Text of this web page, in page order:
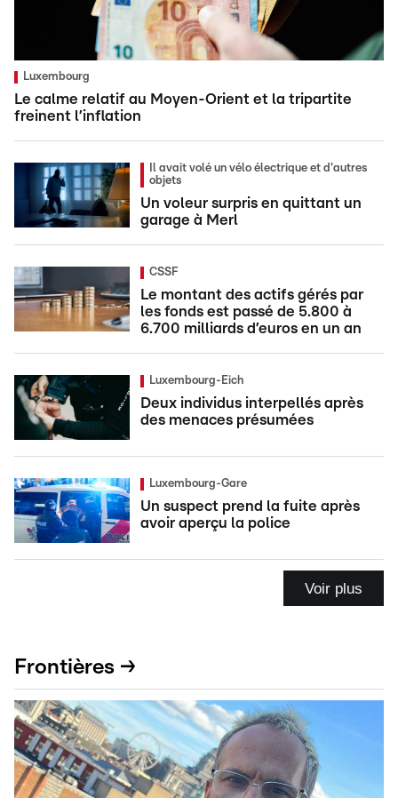
Luxembourg
Le calme relatif au Moyen-Orient et la tripartite
freinent l’inflation
Il avait volé un vélo électrique et d'autres
objets
Un voleur surpris en quittant un
garage à Merl
CSSF
Le montant des actifs gérés par
les fonds est passé de 5.800 à
6.700 milliards d’euros en un an
Luxembourg-Eich
Deux individus interpellés après
des menaces présumées
Luxembourg-Gare
Un suspect prend la fuite après
avoir aperçu la police
Voir plus
Frontières →